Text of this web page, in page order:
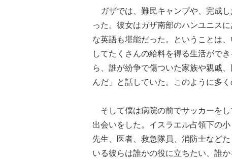
ガザでは、難民キャンプや、完成
った。彼女はガザ南部のハンユニス
な英語も堪能だった。ということは
してたくさんの給料を得る生活がで
ら、誰が紛争で傷ついた家族や親戚
んだ」と話していた。このように多
そして僕は病院の前でサッカーを
出会いをした。イスラエル占領下の
先生、医者、救急隊員、消防士など
いる彼らは誰かの役に立ちたい、誰